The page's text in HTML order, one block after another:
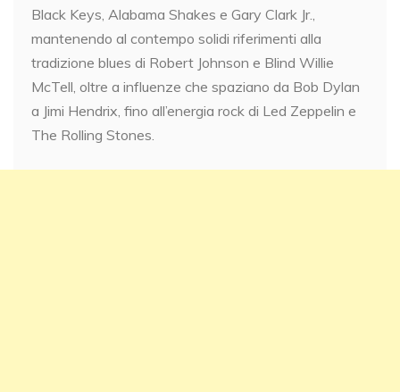
Black Keys, Alabama Shakes e Gary Clark Jr.,
mantenendo al contempo solidi riferimenti alla
tradizione blues di Robert Johnson e Blind Willie
McTell, oltre a influenze che spaziano da Bob Dylan
a Jimi Hendrix, fino all’energia rock di Led Zeppelin e
The Rolling Stones.